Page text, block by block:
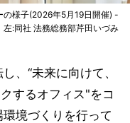
の様子(2026年5月19日開催) -
:同社 法務総務部芹田いづみ
、“未来に向けて、
するオフィス"をコ
境づくりを行って